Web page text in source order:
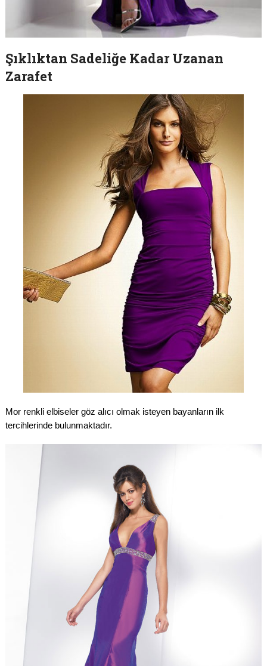
Şıklıktan Sadeliğe Kadar Uzanan
Zarafet
Mor renkli elbiseler göz alıcı olmak isteyen bayanların ilk
tercihlerinde bulunmaktadır.